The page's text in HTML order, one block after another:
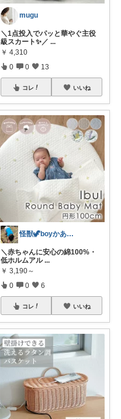
mugu
＼1点投入でパッと華やぐ主役
級スカート✨／ ...
￥ 4,310
0 0 13
コレ いいね
怪獣🦖boyかあちゃん❤️‍🔥🔥
＼赤ちゃんに安心の綿100%・
低ホルムアル ...
￥ 3,190～
0 0 6
コレ いいね